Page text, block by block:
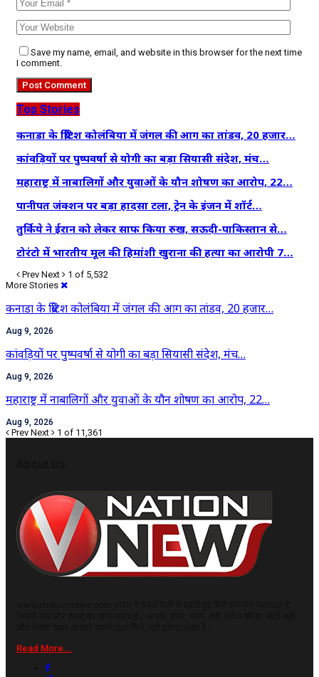
Save my name, email, and website in this browser for the next time
I comment.
Top Stories
कनाडा के ब्रिटिश कोलंबिया में जंगल की आग का तांडव, 20 हजार…
कांवड़ियों पर पुष्पवर्षा से योगी का बड़ा सियासी संदेश, मंच…
महाराष्ट्र में नाबालिगों और युवाओं के यौन शोषण का आरोप, 22…
पानीपत जंक्शन पर बड़ा हादसा टला, ट्रेन के इंजन में शॉर्ट…
तुर्किये ने ईरान को लेकर साफ किया रुख, सऊदी-पाकिस्तान से…
टोरंटो में भारतीय मूल की हिमांशी खुराना की हत्या का आरोपी 7…
Prev Next
1 of 5,532
More Stories
कनाडा के ब्रिटिश कोलंबिया में जंगल की आग का तांडव, 20 हजार…
Aug 9, 2026
कांवड़ियों पर पुष्पवर्षा से योगी का बड़ा सियासी संदेश, मंच…
Aug 9, 2026
महाराष्ट्र में नाबालिगों और युवाओं के यौन शोषण का आरोप, 22…
Aug 9, 2026
Prev Next 1 of 11,361
Read More...